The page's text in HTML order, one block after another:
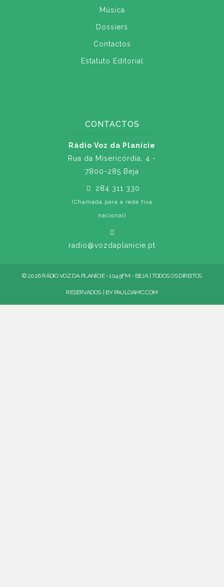
Música
Dossiers
Contactos
Estatuto Editorial
CONTACTOS
Rádio Voz da Planície
Rua da Misericórdia, 4 -
7800-285 Beja
284 311 330
(Chamada para a rede fixa
nacional)
radio@vozdaplanicie.pt
© 2026 RÁDIO VOZ DA PLANÍCIE - 104.5FM - BEJA | TODOS OS DIREITOS
RESERVADOS. | BY PAULOAMC.COM